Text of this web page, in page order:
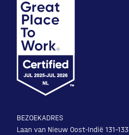
BEZOEKADRES
Laan van Nieuw Oost-Indië 131-133